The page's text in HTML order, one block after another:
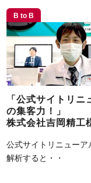
B to B
「公式サイトリ
の集客力！」
株式会社吉岡精工
公式サイトリニュー
解析すると・・